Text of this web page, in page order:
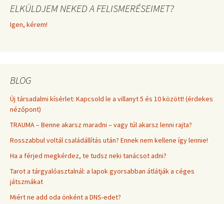
ELKÜLDJEM NEKED A FELISMERÉSEIMET?
Igen, kérem!
BLOG
Új társadalmi kísérlet: Kapcsold le a villanyt 5 és 10 között! (érdekes
nézőpont)
TRAUMA – Benne akarsz maradni – vagy túl akarsz lenni rajta?
Rosszabbul voltál családállítás után? Ennek nem kellene így lennie!
Ha a férjed megkérdez, te tudsz neki tanácsot adni?
Tarot a tárgyalóasztalnál: a lapok gyorsabban átlátják a céges
játszmákat
Miért ne add oda önként a DNS-edet?